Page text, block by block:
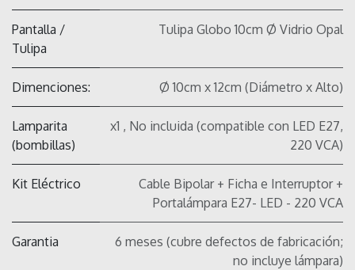
Pantalla /
Tulipa
Tulipa Globo 10cm Ø Vidrio Opal
Dimenciones: Ø 10cm x 12cm (Diámetro x Alto)
Lamparita
(bombillas)
x1 , No incluida (compatible con LED E27,
220 VCA)
Kit Eléctrico
Cable Bipolar + Ficha e Interruptor +
Portalámpara E27- LED - 220 VCA
Garantia
6 meses (cubre defectos de fabricación;
no incluye lámpara)